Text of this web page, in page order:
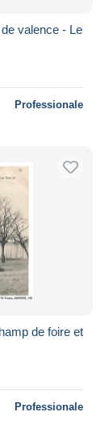
valence - Le
Professionale
de foire et
Professionale